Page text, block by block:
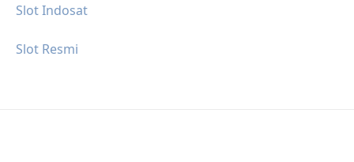
Slot Indosat
Slot Resmi